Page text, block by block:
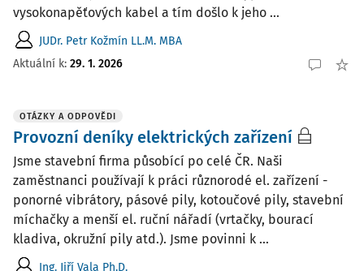
vysokonapěťových kabel a tím došlo k jeho ...
JUDr. Petr Kožmín LL.M. MBA
Aktuální k: 29. 1. 2026
OTÁZKY A ODPOVĚDI
Provozní deníky elektrických zařízení
Jsme stavební firma působící po celé ČR. Naši
zaměstnanci používají k práci různorodé el. zařízení -
ponorné vibrátory, pásové pily, kotoučové pily, stavební
míchačky a menší el. ruční nářadí (vrtačky, bourací
kladiva, okružní pily atd.). Jsme povinni k ...
Ing. Jiří Vala Ph.D.